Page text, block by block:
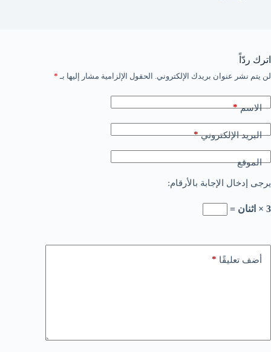
اترك ردّاً
لن يتم نشر عنوان بريدك الإلكتروني. الحقول الإلزامية مشار إليها بـ *
الاسم*
البريد الإلكتروني*
الموقع
يرجى إدخال الإجابة بالأرقام:
3 × اثنان =
أضف تعليقًا *